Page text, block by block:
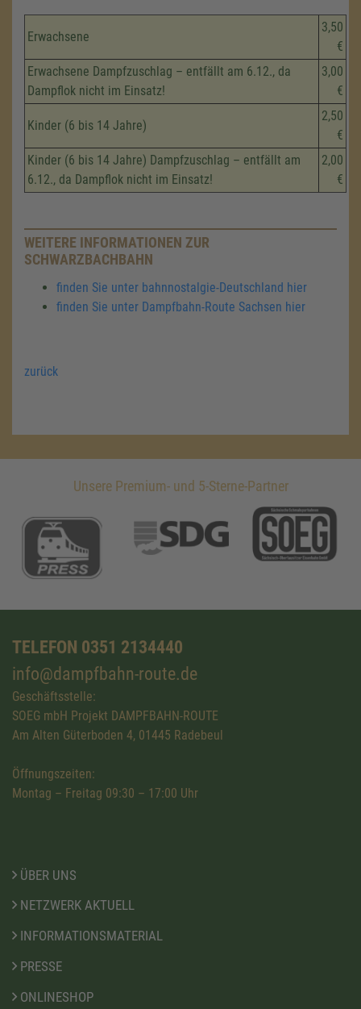
Erwachsene
3,50
€
Erwachsene Dampfzuschlag – entfällt am 6.12., da
Dampflok nicht im Einsatz!
3,00
€
Kinder (6 bis 14 Jahre)
2,50
€
Kinder (6 bis 14 Jahre) Dampfzuschlag – entfällt am
6.12., da Dampflok nicht im Einsatz!
2,00
€
WEITERE INFORMATIONEN ZUR
SCHWARZBACHBAHN
finden Sie unter bahnnostalgie-Deutschland hier
finden Sie unter Dampfbahn-Route Sachsen hier
zurück
Unsere Premium- und 5-Sterne-Partner
TELEFON 0351 2134440
info@dampfbahn-route.de
Geschäftsstelle:
SOEG mbH Projekt DAMPFBAHN-ROUTE
Am Alten Güterboden 4, 01445 Radebeul
Öffnungszeiten:
Montag – Freitag 09:30 – 17:00 Uhr
ÜBER UNS
NETZWERK AKTUELL
INFORMATIONSMATERIAL
PRESSE
ONLINESHOP